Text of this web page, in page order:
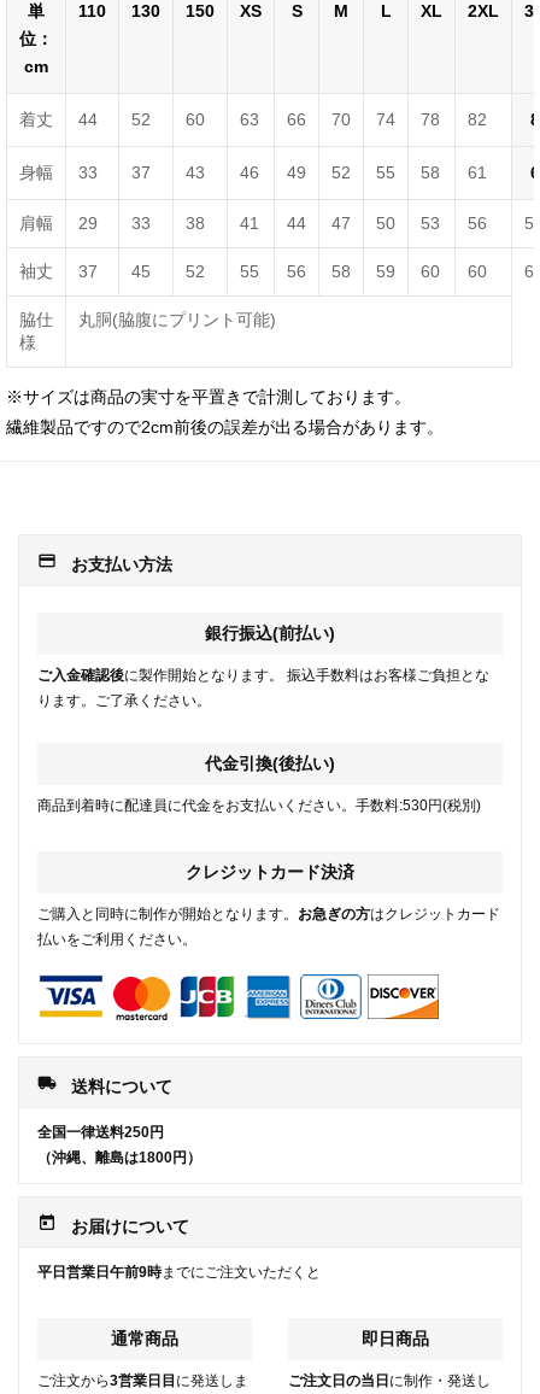
単
位：
cm
110 130 150 XS S M L XL 2XL
着丈 44 52 60 63 66 70 74 78 82
身幅 33 37 43 46 49 52 55 58 61
肩幅 29 33 38 41 44 47 50 53 56
袖丈 37 45 52 55 56 58 59 60 60
脇仕
様
丸胴(脇腹にプリント可能)
※サイズは商品の実寸を平置きで計測しております。
繊維製品ですので2cm前後の誤差が出る場合があります。
payment お支払い方法
銀行振込(前払い)
ご入金確認後に製作開始となります。 振込手数料はお客様ご負担とな
ります。ご了承ください。
代金引換(後払い)
商品到着時に配達員に代金をお支払いください。手数料:530円(税別)
クレジットカード決済
ご購入と同時に制作が開始となります。 お急ぎの方はクレジットカード
払いをご利用ください。
local_shipping 送料について
全国一律送料250円
（沖縄、離島は1800円）
today お届けについて
平日営業日午前9時までにご注文いただくと
通常商品
ご注文から3営業日目 に発送しま
即日商品
ご注文日の当日 に制作・発送し